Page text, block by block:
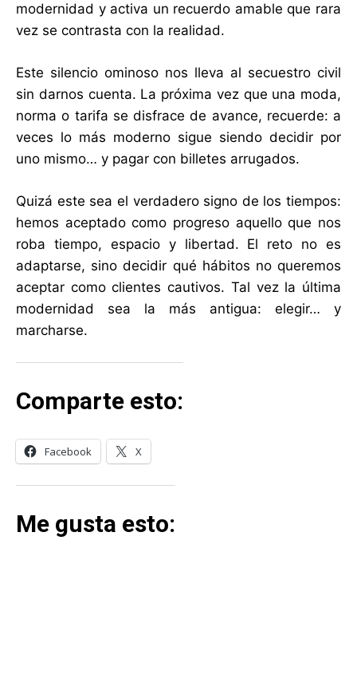
modernidad y activa un recuerdo amable que rara
vez se contrasta con la realidad.
Este silencio ominoso nos lleva al secuestro civil
sin darnos cuenta. La próxima vez que una moda,
norma o tarifa se disfrace de avance, recuerde: a
veces lo más moderno sigue siendo decidir por
uno mismo… y pagar con billetes arrugados.
Quizá este sea el verdadero signo de los tiempos:
hemos aceptado como progreso aquello que nos
roba tiempo, espacio y libertad. El reto no es
adaptarse, sino decidir qué hábitos no queremos
aceptar como clientes cautivos. Tal vez la última
modernidad sea la más antigua: elegir… y
marcharse.
Comparte esto:
Facebook X
Me gusta esto: